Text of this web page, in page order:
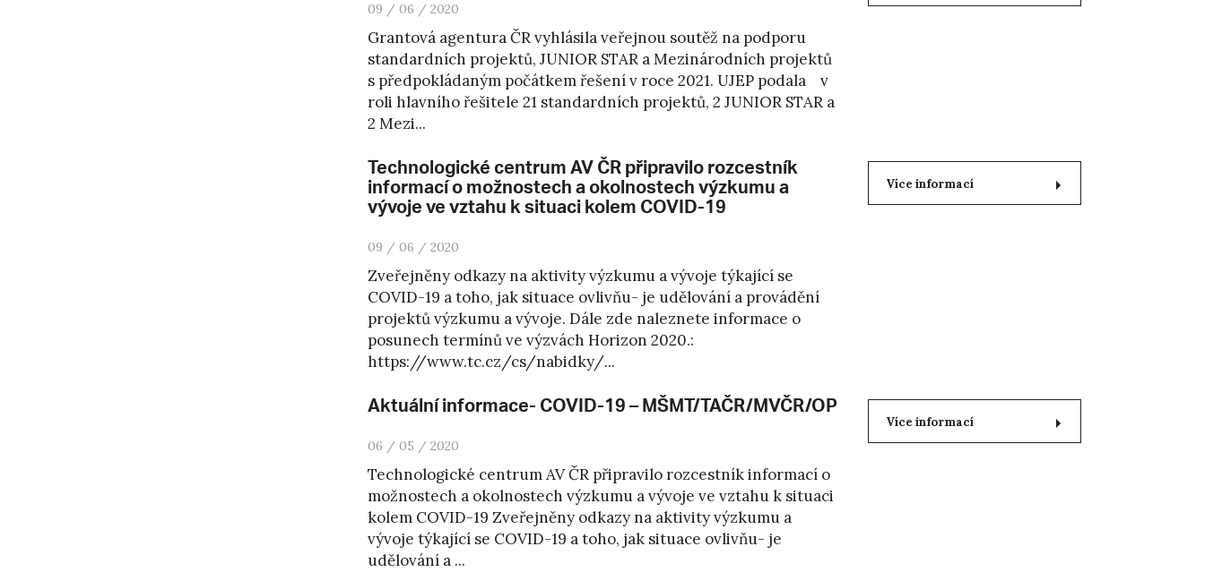
09 / 06 / 2020
Grantová agentura ČR vyhlásila veřejnou soutěž na podporu
standardních projektů, JUNIOR STAR a Mezinárodních projektů
s předpokládaným počátkem řešení v roce 2021. UJEP podala v
roli hlavního řešitele 21 standardních projektů, 2 JUNIOR STAR a
2 Mezi...
Technologické centrum AV ČR připravilo rozcestník
informací o možnostech a okolnostech výzkumu a
vývoje ve vztahu k situaci kolem COVID-19
09 / 06 / 2020
Zveřejněny odkazy na aktivity výzkumu a vývoje týkající se
COVID-19 a toho, jak situace ovlivňu- je udělování a provádění
projektů výzkumu a vývoje. Dále zde naleznete informace o
posunech termínů ve výzvách Horizon 2020.:
https://www.tc.cz/cs/nabidky/...
Více informací
Aktuální informace- COVID-19 – MŠMT/TAČR/MVČR/OP
06 / 05 / 2020
Technologické centrum AV ČR připravilo rozcestník informací o
možnostech a okolnostech výzkumu a vývoje ve vztahu k situaci
kolem COVID-19 Zveřejněny odkazy na aktivity výzkumu a
vývoje týkající se COVID-19 a toho, jak situace ovlivňu- je
udělování a ...
Více informací